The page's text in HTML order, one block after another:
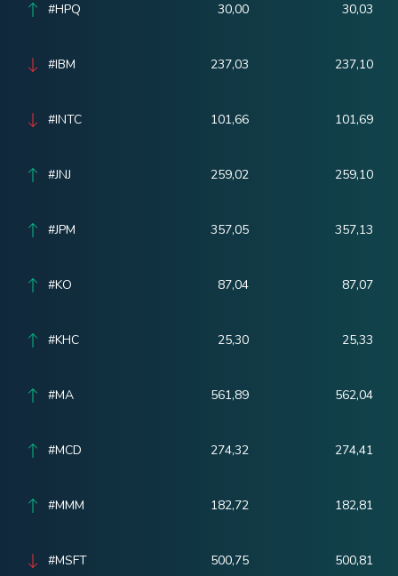
#HPQ 30,00 30,03
#IBM 237,03 237,10
#INTC 101,66 101,69
#JNJ 259,02 259,10
#JPM 357,05 357,13
#KO 87,04 87,07
#KHC 25,30 25,33
#MA 561,89 562,04
#MCD 274,32 274,41
#MMM 182,72 182,81
#MSFT 500,75 500,81